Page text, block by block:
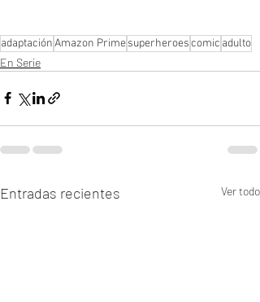
adaptaciónAmazon Primesuperheroescomic adulto
En Serie
Entradas recientes Ver todo